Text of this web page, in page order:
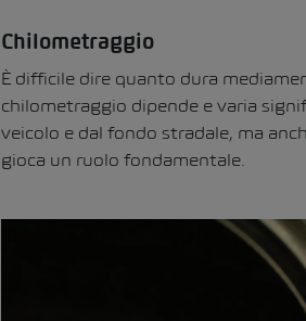
Chilometraggio
È difficile dire quanto dura
chilometraggio dipende e varia
veicolo e dal fondo stradale, ma
gioca un ruolo fondamentale.